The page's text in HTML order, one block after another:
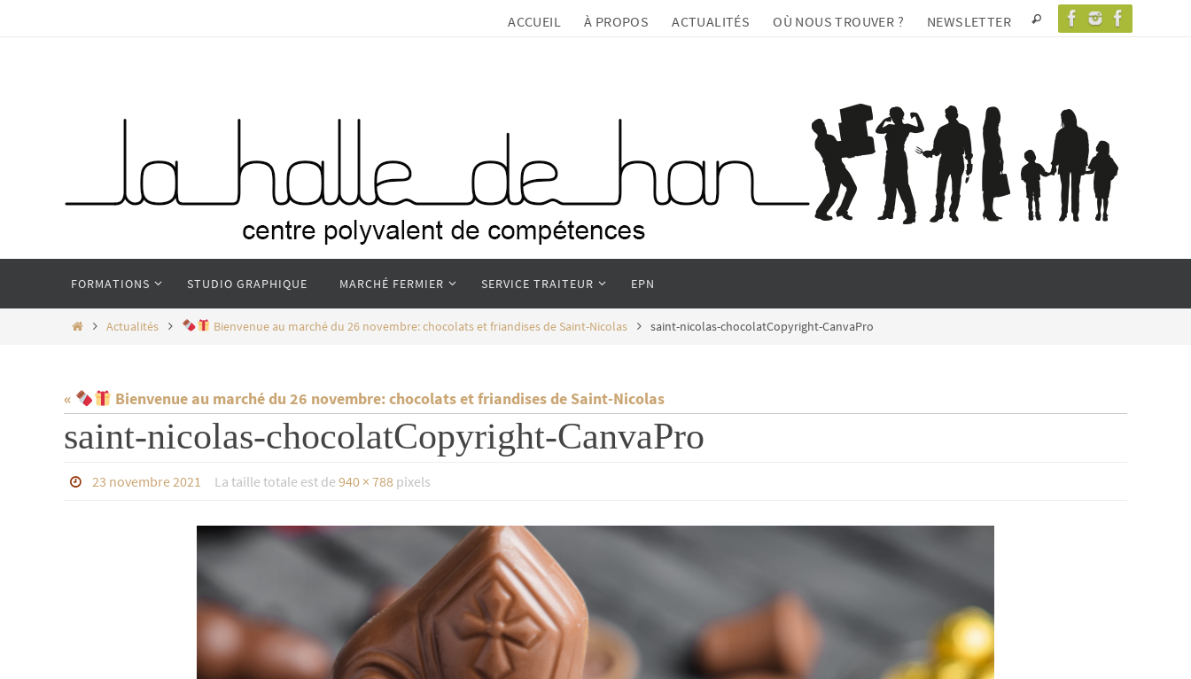
ACCUEIL À PROPOS ACTUALITÉS OÙ NOUS TROUVER ? NEWSLETTER
le
FORMATIONS STUDIO GRAPHIQUE MARCHÉ FERMIER SERVICE TRAITEUR EPN
HomeActualités Bienvenue au marché du 26 novembre: chocolats et friandises de Saint-Nicolas saint-nicolas-chocolatCopyright-CanvaPro
« Bienvenue au marché du 26 novembre: chocolats et friandises de Saint-Nicolas
saint-nicolas-chocolatCopyright-CanvaPro
23 novembre 2021 La taille totale est de 940 × 788pixels